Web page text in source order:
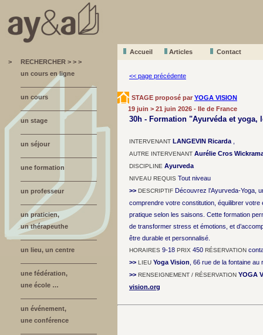
Accueil Articles
Contact
>
RECHERCHER > > >
un cours en ligne
un cours
un stage
un séjour
une formation
un professeur
un praticien,
un thérapeuthe
un lieu, un centre
une fédération,
une école …
un événement,
une conférence
<< page précédente
STAGE proposé par YOGA VISION
19 juin > 21 juin 2026 - Ile de France
30h - Formation "Ayurvéda et yoga,
INTERVENANT LANGEVIN Ricarda
AUTRE INTERVENANT Aurélie Cros
DISCIPLINE Ayurveda
NIVEAU REQUIS Tout niveau
>> DESCRIPTIF Découvrez l’Ayurveda-Yoga,
comprendre votre constitution, équilibrer votre
pratique selon les saisons. Cette formation
de transformer stress et émotions, et
être durable et personnalisé.
HORAIRES 9-18 PRIX 450 RÉSERVATION
>> LIEU Yoga Vision , 66 rue de la fontaine au
>> RENSEIGNEMENT / RÉSERVATION YOGA
vision.org